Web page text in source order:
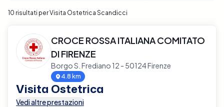
10 risultati per Visita Ostetrica Scandicci
CROCE ROSSA ITALIANA COMITATO
DI FIRENZE
Borgo S. Frediano 12 - 50124 Firenze
4.8 km
Visita Ostetrica
Vedi altre prestazioni